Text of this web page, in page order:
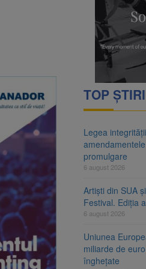
după suspendarea unei hotărâri
PSD și AUR. Proiectul merge la
TOP ȘTIRI
Legea
promulgare
6 august 2026
Artiști din SUA
Festival. Ediția
6 august 2026
Uniunea
miliarde de
înghețate